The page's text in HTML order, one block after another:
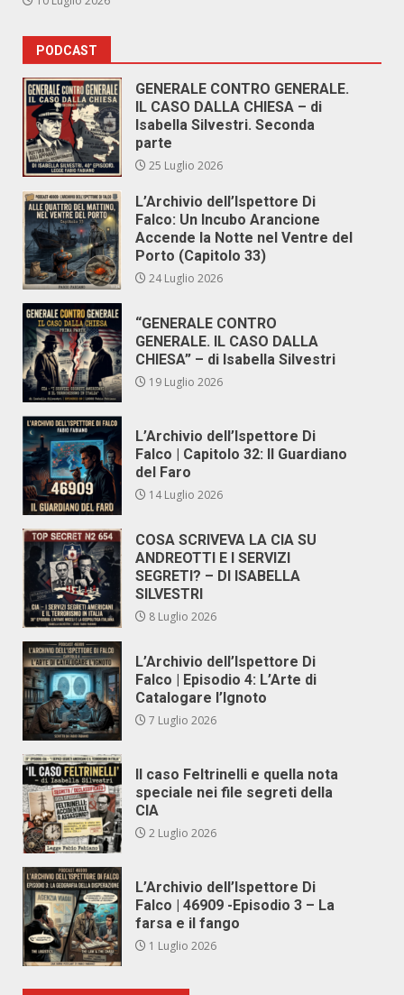
PODCAST
GENERALE CONTRO GENERALE.
IL CASO DALLA CHIESA – di
Isabella Silvestri. Seconda
parte
25 Luglio 2026
L’Archivio dell’Ispettore Di
Falco: Un Incubo Arancione
Accende la Notte nel Ventre del
Porto (Capitolo 33)
24 Luglio 2026
“GENERALE CONTRO
GENERALE. IL CASO DALLA
CHIESA” – di Isabella Silvestri
19 Luglio 2026
L’Archivio dell’Ispettore Di
Falco | Capitolo 32: Il Guardiano
del Faro
14 Luglio 2026
COSA SCRIVEVA LA CIA SU
ANDREOTTI E I SERVIZI
SEGRETI? – DI ISABELLA
SILVESTRI
8 Luglio 2026
L’Archivio dell’Ispettore Di
Falco | Episodio 4: L’Arte di
Catalogare l’Ignoto
7 Luglio 2026
Il caso Feltrinelli e quella nota
speciale nei file segreti della
CIA
2 Luglio 2026
L’Archivio dell’Ispettore Di
Falco | 46909 -Episodio 3 – La
farsa e il fango
1 Luglio 2026